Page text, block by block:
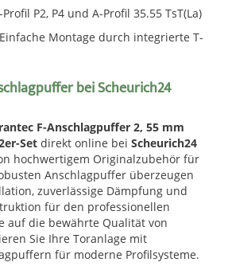
Profil P2, P4 und A-Profil 35.55 TsT(La)
Einfache Montage durch integrierte T-
bei Scheurich24
F-Anschlagpuffer 2, 55 mm
Set direkt online bei Scheurich24
hochwertigem Originalzubehör für
Anschlagpuffer überzeugen
zuverlässige Dämpfung und
für den professionellen
auf die bewährte Qualität von
Sie Ihre Toranlage mit
für moderne Profilsysteme.